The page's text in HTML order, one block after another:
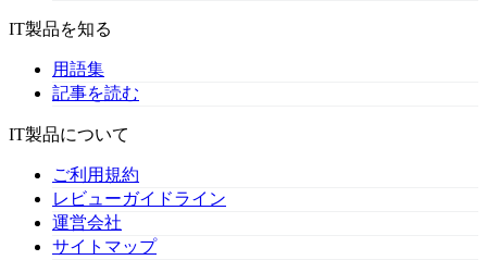
IT製品を知る
用語集
記事を読む
IT製品について
ご利用規約
レビューガイドライン
運営会社
サイトマップ